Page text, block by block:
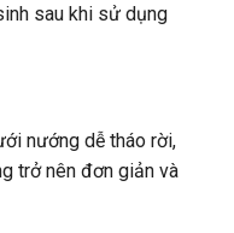
sau khi sử dụng
nướng dễ tháo rời,
trở nên đơn giản và